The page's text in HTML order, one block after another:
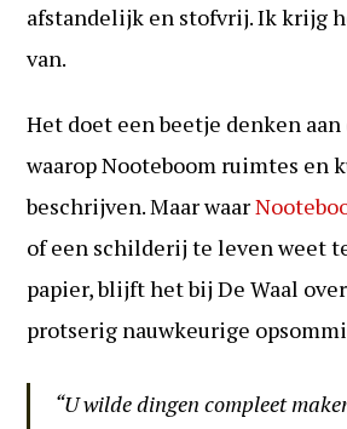
afstandelijk en stofvrij. Ik krijg
van.
Het doet een beetje denken
waarop Nooteboom ruimtes en
beschrijven. Maar waar
of een schilderij te leven weet
papier, blijft het bij De Waal
protserig nauwkeurige
“U wilde dingen compleet